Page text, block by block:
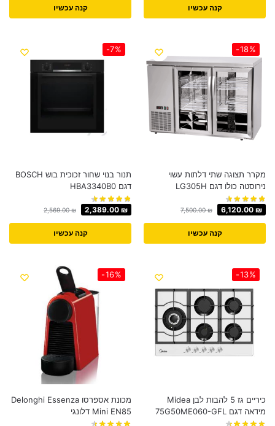
קנה עכשיו קנה עכשיו
-18%
מקרר תצוגה שתי דלתות עשוי
נירוסטה כולו דגם LG305H
7,500.00₪ 6,120.00 ₪
קנה עכשיו
-7%
תנור בנוי שחור זכוכית בוש BOSCH
דגם HBA3340B0
2,569.00₪ 2,389.00 ₪
קנה עכשיו
-13%
כיריים גז 5 להבות לבן Midea
מידאה דגם 75G50ME060-GFL
-16%
מכונת אספרסו Delonghi Essenza
Mini EN85 דלונגי